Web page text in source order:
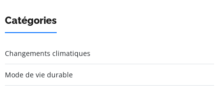
Catégories
Changements climatiques
Mode de vie durable